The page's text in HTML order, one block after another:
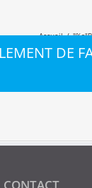
DE
Accueil / "%s"